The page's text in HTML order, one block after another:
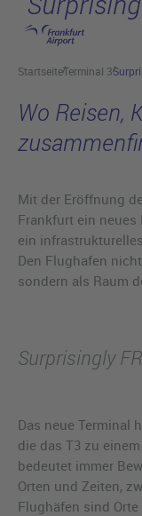
Hauptinhalt
StartseiteTerminal 3
Wo Reisen,
Mit der Eröffnung
Frankfurt ein neues
ein
Den Flughafen
sondern als Raum
Surprisingly
Das neue Terminal
die das T3 zu
bedeutet immer
Orten und Zeiten,
Flughäfen sind